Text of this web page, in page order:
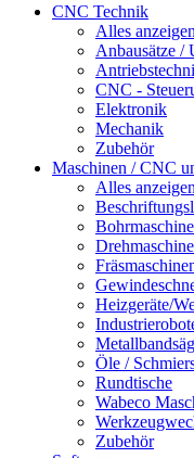
CNC Technik
Alles
Anbausätze /
CNC -
Elektronik
Mechanik
Zubehör
Maschinen / CNC
Alles
Heizgeräte/
Öle /
Rundtische
Wabeco
Zubehör